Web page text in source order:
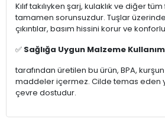
Kılıf takılıyken şarj, kulaklık ve diğer
tamamen sorunsuzdur. Tuşlar
çıkıntılar, basım hissini korur ve
✅ Sağlığa Uygun Malzeme
tarafından üretilen bu ürün, BPA,
maddeler içermez. Cilde temas eden
çevre dostudur.